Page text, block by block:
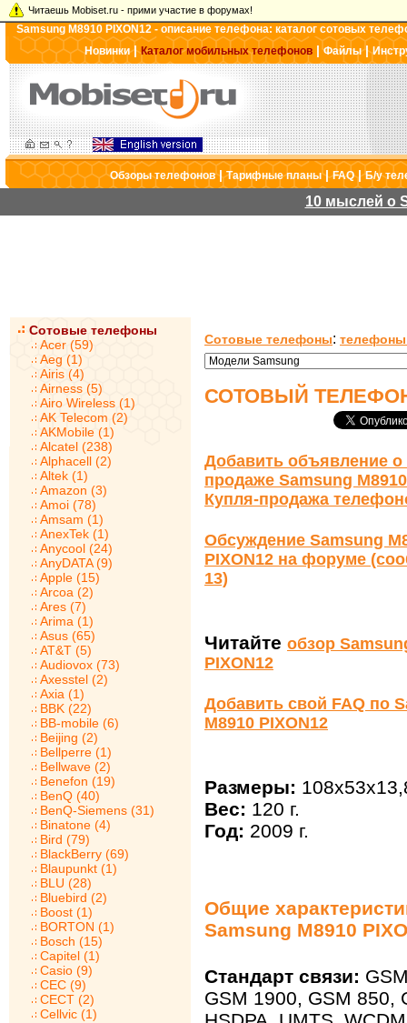
Читаешь Mobiset.ru - прими участие в форумах!
Samsung M8910 PIXON12 - описание телефона: каталог сотовых
Новинки|Каталог мобильных телефонов |Файлы|
Обзоры телефонов|Тарифные планы|FAQ|Б/у
10 мыслей о
Сотовые телефоны
Acer (59)
Aeg (1)
Airis (4)
Airness (5)
Airo Wireless (1)
AK Telecom (2)
AKMobile (1)
Alcatel (238)
Alphacell (2)
Altek (1)
Amazon (3)
Amoi (78)
Amsam (1)
AnexTek (1)
Anycool (24)
AnyDATA (9)
Apple (15)
Arcoa (2)
Ares (7)
Arima (1)
Asus (65)
AT&T (5)
Audiovox (73)
Axesstel (2)
Axia (1)
BBK (22)
BB-mobile (6)
Beijing (2)
Bellperre (1)
Bellwave (2)
Benefon (19)
BenQ (40)
BenQ-Siemens (31)
Binatone (4)
Bird (79)
BlackBerry (69)
Blaupunkt (1)
BLU (28)
Bluebird (2)
Boost (1)
BORTON (1)
Bosch (15)
Capitel (1)
Casio (9)
CEC (9)
CECT (2)
Cellvic (1)
Сотовые телефоны:
СОТОВЫЙ ТЕЛЕФОН
Добавить объявление о
продаже Samsung
Купля-продажа
Обсуждение Samsung
PIXON12 на форуме
13)
Читайте обзор
PIXON12
Добавить свой FAQ по
M8910 PIXON12
Размеры:
Вес: 120 г.
Год: 2009 г.
Общие
Samsung M8910
Стандарт связи:
GSM 1900, GSM 850,